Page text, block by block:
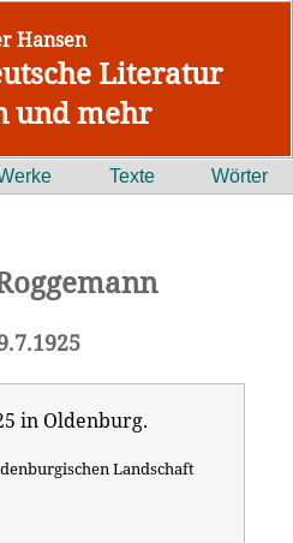
Hansen
Literatur
und mehr
Texte Wörter
in Oldenburg.
Landschaft